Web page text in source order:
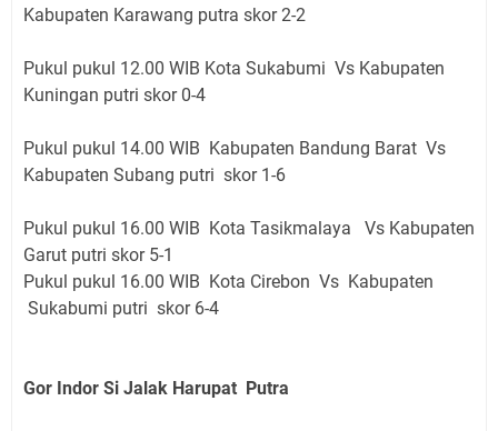
Kabupaten Karawang putra skor 2-2
Pukul pukul 12.00 WIB Kota Sukabumi Vs Kabupaten
Kuningan putri skor 0-4
Pukul pukul 14.00 WIB Kabupaten Bandung Barat Vs
Kabupaten Subang putri skor 1-6
Pukul pukul 16.00 WIB Kota Tasikmalaya Vs Kabupaten
Garut putri skor 5-1
Pukul pukul 16.00 WIB Kota Cirebon Vs Kabupaten
Sukabumi putri skor 6-4
Gor Indor Si Jalak Harupat Putra